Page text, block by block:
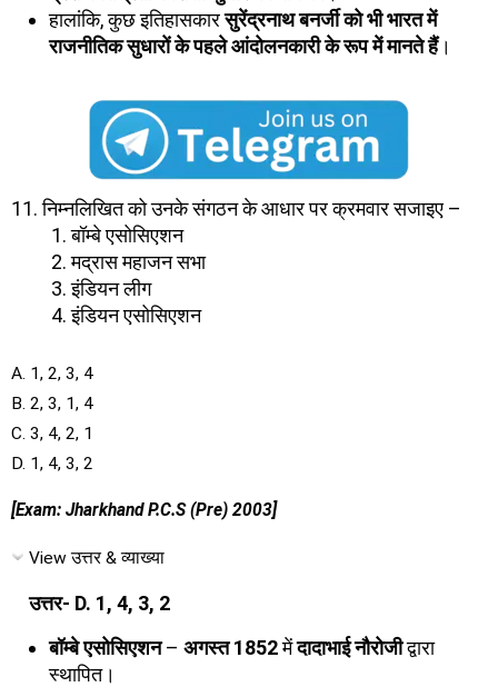
हालांकि, कुछ इतिहासकारसुरेंद्रनाथ बनर्जी को भी भारत में
राजनीतिक सुधारों के पहले आंदोलनकारी के रूप में मानते हैं।
11. निम्नलिखित को उनके संगठन के आधार पर क्रमवार सजाइए –
बॉम्बे एसोसिएशन
मद्रास महाजन सभा
इंडियन लीग
इंडियन एसोसिएशन
A. 1, 2, 3, 4
B. 2, 3, 1, 4
C. 3, 4, 2, 1
D. 1, 4, 3, 2
[Exam: Jharkhand P.C.S (Pre) 2003]
View उत्तर & व्याख्या
उत्तर- D. 1, 4, 3, 2
बॉम्बे एसोसिएशन– अगस्त 1852मेंदादाभाई नौरोजीद्वारा
स्थापित।